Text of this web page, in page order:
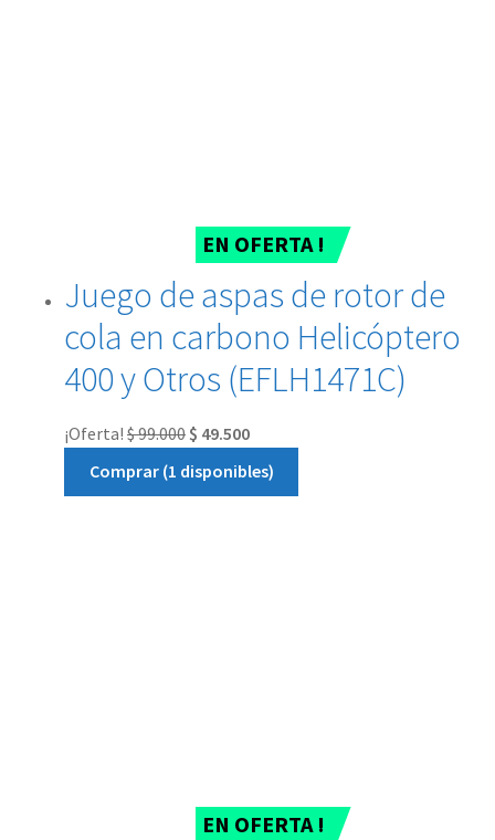
EN OFERTA !
Juego de aspas de rotor de
cola en carbono Helicóptero
400 y Otros (EFLH1471C)
¡Oferta! $99.000 $ 49.500
Comprar (1 disponibles)
EN OFERTA !